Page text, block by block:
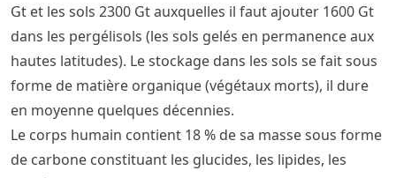
Gt et les sols 2300 Gt auxquelles il faut ajouter 1600 Gt
dans les pergélisols (les sols gelés en permanence aux
hautes latitudes). Le stockage dans les sols se fait sous
forme de matière organique (végétaux morts), il dure
en moyenne quelques décennies.
Le corps humain contient 18 % de sa masse sous forme
de carbone constituant les glucides, les lipides, les